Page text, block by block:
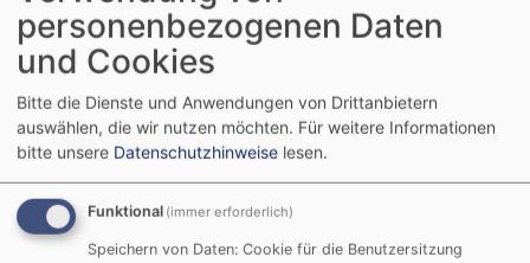
So, 23.8. 11:15-12:15 Uhr
Gottesdienst
Bad Birnbach Artrium
Pfarrer Arne Schnütgen
personenbezogenen Daten
und Cookies
Bitte die Dienste und Anwendungen von Drittanbietern
auswählen, die wir nutzen möchten. Für weitere Informationen
bitte unsere Datenschutzhinweise lesen.
Funktional (immer erforderlich)
Speichern von Daten: Cookie für die Benutzersitzung